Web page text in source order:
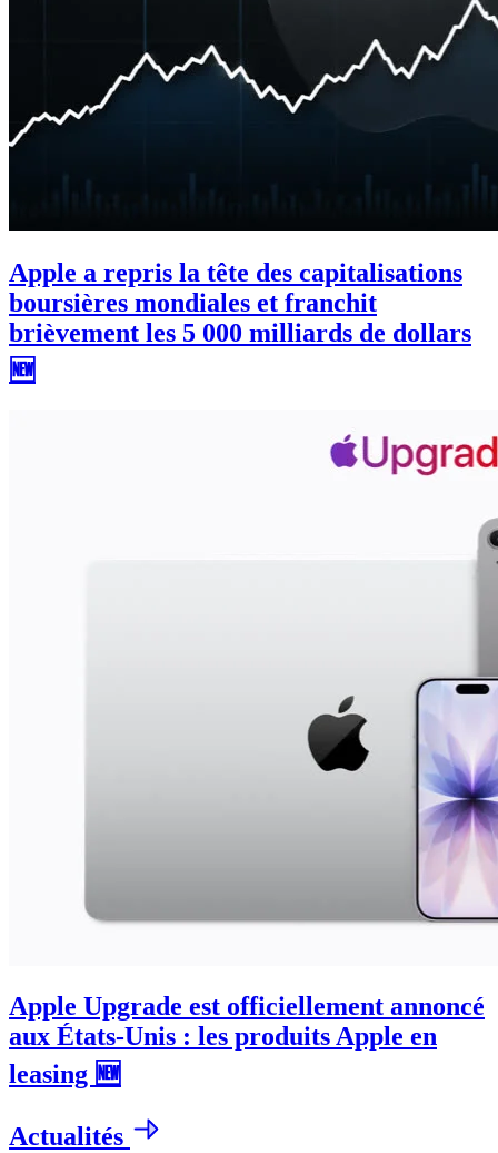
Apple a repris la tête des capitalisations
boursières mondiales et franchit
brièvement les 5 000 milliards de dollars
🆕
Apple Upgrade est officiellement annoncé
aux États-Unis : les produits Apple en
leasing 🆕
Actualités